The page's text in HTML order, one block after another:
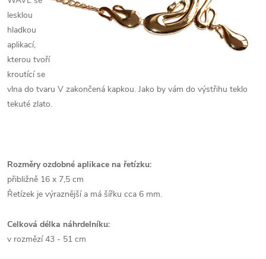
lesklou
hladkou
aplikací,
kterou tvoří
kroutící se
vlna do tvaru V zakončená kapkou. Jako by vám do výstřihu teklo
tekuté zlato.
Rozměry ozdobné aplikace na řetízku:
přibližně 16 x 7,5 cm
Řetízek je výraznější a má šířku cca 6 mm.
Celková délka náhrdelníku:
v rozmězí 43 - 51 cm